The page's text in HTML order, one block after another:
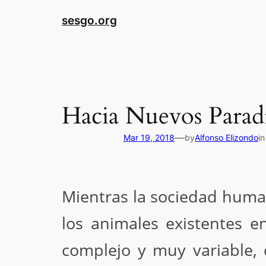
sesgo.org
Hacia Nuevos
Mar 19, 2018—byAlfonso Elizondo
Mientras la sociedad
los animales existentes
complejo y muy